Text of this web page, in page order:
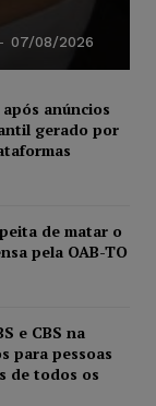
- 07/08/2026
anúncios
gerado por
de matar o
pela OAB-TO
e CBS na
para pessoas
de todos os